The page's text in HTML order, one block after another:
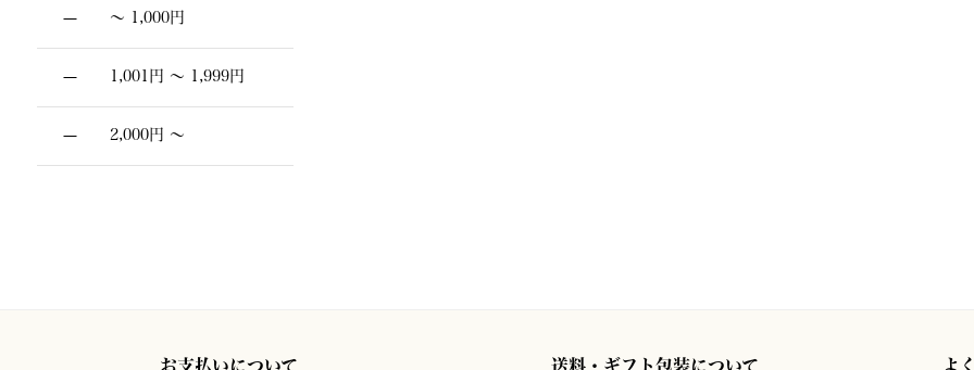
〜 1,000円
1,001円 〜 1,999円
2,000円 〜
お支払いについて 送料・ギフト包装について よ